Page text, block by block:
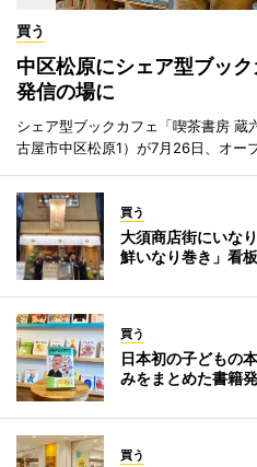
買う
中区松原にシェア型ブッ
発信の場に
シェア型ブックカフェ「喫茶書房 蔵
古屋市中区松原1）が7月26日、オー
買う
大須商店街にいな
鮮いなり巻き」看
買う
日本初の子どもの
みをまとめた書籍
買う